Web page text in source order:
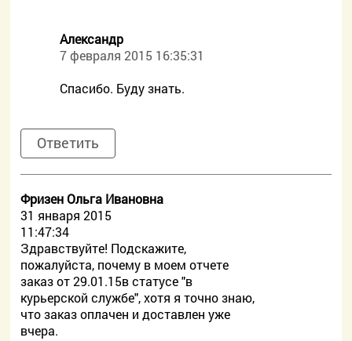
Александр
7 февраля 2015 16:35:31
Спасибо. Буду знать.
Ответить
Фризен Ольга Ивановна
31 января 2015
11:47:34
Здравствуйте! Подскажите,
пожалуйста, почему в моем отчете
заказ от 29.01.15в статусе "в
курьерской службе", хотя я точно знаю,
что заказ оплачен и доставлен уже
вчера.